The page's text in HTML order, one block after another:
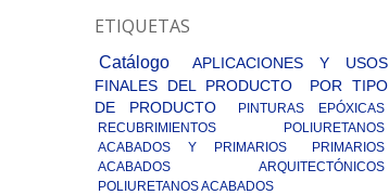
ETIQUETAS
Catálogo
APLICACIONES Y USOS
FINALES DEL PRODUCTO
POR TIPO
DE PRODUCTO
PINTURAS EPÓXICAS
RECUBRIMIENTOS
POLIURETANOS
ACABADOS Y PRIMARIOS
PRIMARIOS
ACABADOS ARQUITECTÓNICOS
POLIURETANOS ACABADOS